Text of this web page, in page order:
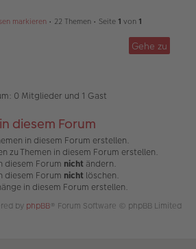
markieren • 22 Themen • Seite 1 von 1
Gehe zu
0 Mitglieder und 1 Gast
diesem Forum
in diesem Forum erstellen.
zu Themen in diesem Forum erstellen.
diesem Forum nicht ändern.
diesem Forum nicht löschen.
in diesem Forum erstellen.
by phpBB® Forum Software © phpBB Limited